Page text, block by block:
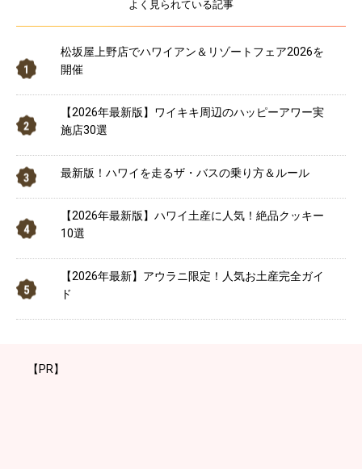
よく見られている記事
松坂屋上野店でハワイアン＆リゾートフェア2026を
開催
【2026年最新版】ワイキキ周辺のハッピーアワー実
施店30選
最新版！ハワイを走るザ・バスの乗り方＆ルール
【2026年最新版】ハワイ土産に人気！絶品クッキー
10選
【2026年最新】アウラニ限定！人気お土産完全ガイ
ド
【PR】